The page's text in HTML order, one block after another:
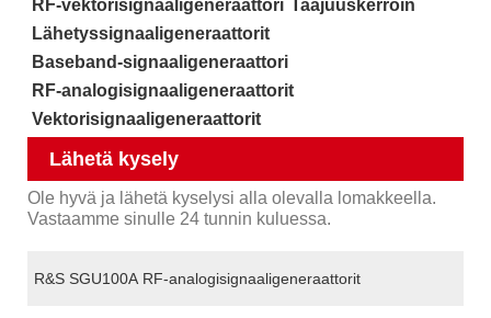
RF-vektorisignaaligeneraattori
Taajuuskerroin
Lähetyssignaaligeneraattorit
Baseband-signaaligeneraattori
RF-analogisignaaligeneraattorit
Vektorisignaaligeneraattorit
Lähetä kysely
Ole hyvä ja lähetä kyselysi alla olevalla lomakkeella.
Vastaamme sinulle 24 tunnin kuluessa.